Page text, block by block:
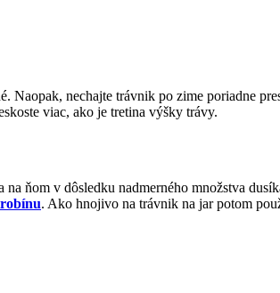
nechajte trávnik po zime poriadne
viac, ako je tretina výšky trávy.
ňom v dôsledku nadmerného množstva
. Ako hnojivo na trávnik na jar potom